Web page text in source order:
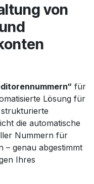
von
für
Lösung für
die automatische
Nummern für
– genau abgestimmt
Ihres